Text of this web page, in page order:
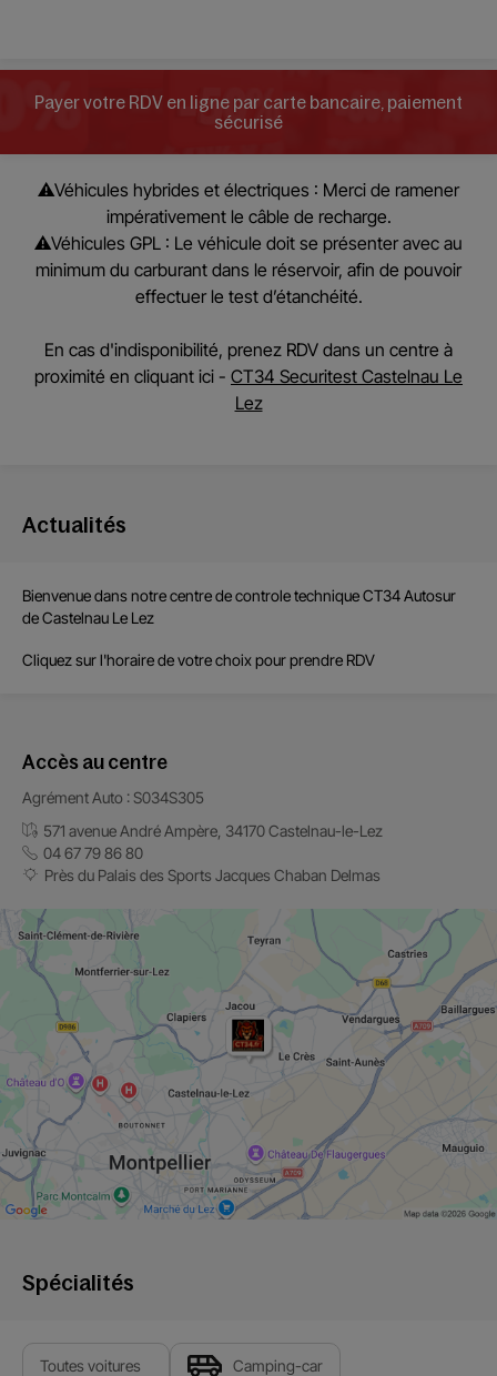
Payer votre RDV en ligne par carte bancaire, paiement
sécurisé
⚠️Véhicules hybrides et électriques : Merci de ramener
impérativement le câble de recharge.
⚠️Véhicules GPL : Le véhicule doit se présenter avec au
minimum du carburant dans le réservoir, afin de pouvoir
effectuer le test d’étanchéité.
En cas d'indisponibilité, prenez RDV dans un centre à
proximité en cliquant ici - CT34 Securitest Castelnau Le
Lez
Actualités
Bienvenue dans notre centre decontrole technique CT34 Autosur
deCastelnau Le Lez
Cliquez sur l'horaire de votre choix pour prendre RDV
Accès au centre
Agrément Auto : S034S305
571 avenue André Ampère, 34170 Castelnau-le-Lez
04 67 79 86 80
Près du Palais des Sports Jacques Chaban Delmas
Spécialités
Toutes voitures Camping-car